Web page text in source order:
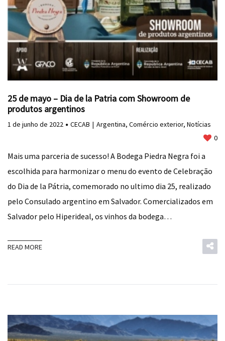
25 de mayo – Dia de la Patria com Showroom de
produtos argentinos
1 de junho de 2022 CECAB Argentina, Comércio exterior, Notícias
0
Mais uma parceria de sucesso! A Bodega Piedra Negra foi a
escolhida para harmonizar o menu do evento de Celebração
do Dia de la Pátria, comemorado no ultimo dia 25, realizado
pelo Consulado argentino em Salvador. Comercializados em
Salvador pelo Hiperideal, os vinhos da bodega…
READ MORE